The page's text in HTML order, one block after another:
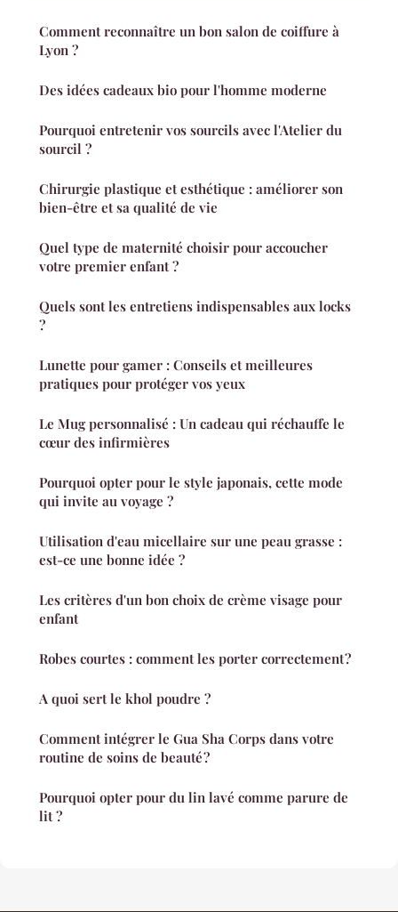
Comment reconnaître un bon salon de coiffure à
Lyon ?
Des idées cadeaux bio pour l'homme moderne
Pourquoi entretenir vos sourcils avec l'Atelier du
sourcil ?
Chirurgie plastique et esthétique : améliorer son
bien-être et sa qualité de vie
Quel type de maternité choisir pour accoucher
votre premier enfant ?
Quels sont les entretiens indispensables aux locks
?
Lunette pour gamer : Conseils et meilleures
pratiques pour protéger vos yeux
Le Mug personnalisé : Un cadeau qui réchauffe le
cœur des infirmières
Pourquoi opter pour le style japonais, cette mode
qui invite au voyage ?
Utilisation d'eau micellaire sur une peau grasse :
est-ce une bonne idée ?
Les critères d'un bon choix de crème visage pour
enfant
Robes courtes : comment les porter correctement ?
A quoi sert le khol poudre ?
Comment intégrer le Gua Sha Corps dans votre
routine de soins de beauté ?
Pourquoi opter pour du lin lavé comme parure de
lit ?